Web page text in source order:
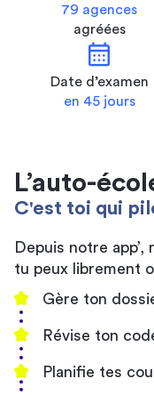
79 agences
agréées
calendar_month
Date d’examen
en 45 jours
L’auto-
C'est toi qui
Depuis notre
tu peux librement
Gère ton
Révise ton
Planifie tes